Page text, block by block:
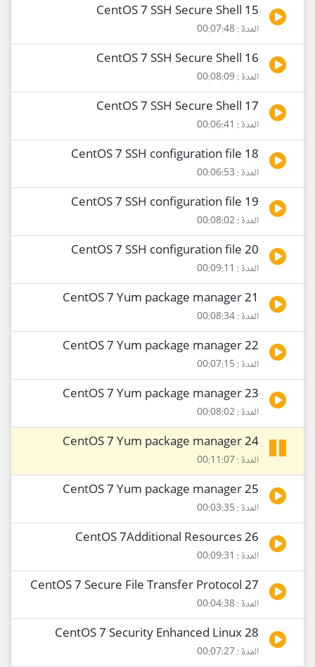
15 CentOS 7 SSH Secure Shell
المدة : 00:07:48
16 CentOS 7 SSH Secure Shell
المدة : 00:08:09
17 CentOS 7 SSH Secure Shell
المدة : 00:06:41
18 CentOS 7 SSH configuration file
المدة : 00:06:53
19 CentOS 7 SSH configuration file
المدة : 00:08:02
20 CentOS 7 SSH configuration file
المدة : 00:09:11
21 CentOS 7 Yum package manager
المدة : 00:08:34
22 CentOS 7 Yum package manager
المدة : 00:07:15
23 CentOS 7 Yum package manager
المدة : 00:08:02
24 CentOS 7 Yum package manager
المدة : 00:11:07
25 CentOS 7 Yum package manager
المدة : 00:03:35
26 CentOS 7Additional Resources
المدة : 00:09:31
27 CentOS 7 Secure File Transfer Protocol
المدة : 00:04:38
28 CentOS 7 Security Enhanced Linux
المدة : 00:07:27